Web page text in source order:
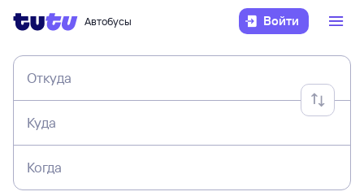
Автобусы Войти
Откуда
Куда
Когда